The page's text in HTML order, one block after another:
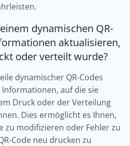
dynamischen QR-
aktualisieren,
oder verteilt wurde?
dynamischer QR-Codes
auf die sie
Druck oder der Verteilung
Dies ermöglicht es Ihnen,
zu modifizieren oder Fehler zu
Code neu drucken zu